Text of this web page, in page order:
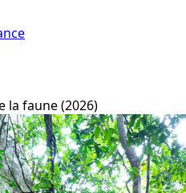
la faune (2026)